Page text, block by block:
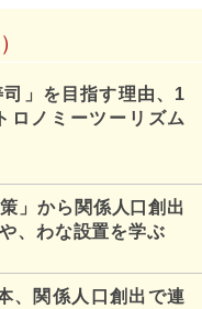
」を目指す理由、1
ロノミーツーリズム
」から関係人口創出
、わな設置を学ぶ
、関係人口創出で連